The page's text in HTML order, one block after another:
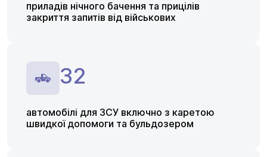
приладів нічного бачення та прицілів
закриття запитів від військових
32
автомобілі для ЗСУ включно з каретою
швидкої допомоги та бульдозером